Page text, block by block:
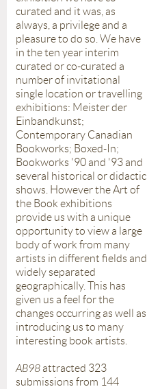
curated and it was, as
always, a privilege and a
pleasure to do so. We have
in the ten year interim
curated or co-curated a
number of invitational
single location or travelling
exhibitions: Meister der
Einbandkunst;
Contemporary Canadian
Bookworks; Boxed-In;
Bookworks '90 and '93 and
several historical or didactic
shows. However the Art of
the Book exhibitions
provide us with a unique
opportunity to view a large
body of work from many
artists in different fields and
widely separated
geographically. This has
given us a feel for the
changes occurring as well as
introducing us to many
interesting book artists.
AB98 attracted 323
submissions from 144